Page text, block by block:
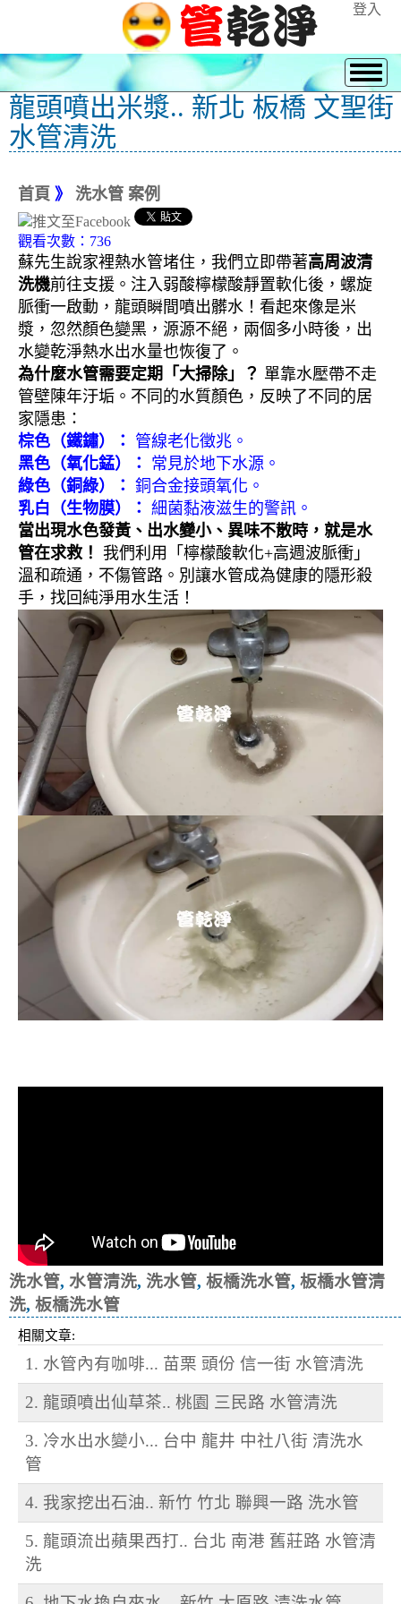
登入
龍頭噴出米漿.. 新北 板橋 文聖街
水管清洗
首頁 》 洗水管 案例
觀看次數：736
蘇先生說家裡熱水管堵住，我們立即帶著高周波清
洗機前往支援。注入弱酸檸檬酸靜置軟化後，螺旋
脈衝一啟動，龍頭瞬間噴出髒水！看起來像是米
漿，忽然顏色變黑，源源不絕，兩個多小時後，出
水變乾淨熱水出水量也恢復了。
為什麼水管需要定期「大掃除」？ 單靠水壓帶不走
管壁陳年汙垢。不同的水質顏色，反映了不同的居
家隱患：
棕色（鐵鏽）：
管線老化徵兆。
黑色（氧化錳）：
常見於地下水源。
綠色（銅綠）： 銅合金接頭氧化。
乳白（生物膜）： 細菌黏液滋生的警訊。
當出現水色發黃、出水變小、異味不散時，就是水
管在求救！
我們利用「檸檬酸軟化+高週波脈衝」
溫和疏通，不傷管路。別讓水管成為健康的隱形殺
手，找回純淨用水生活！
洗水管, 水管清洗, 洗水管, 板橋洗水管, 板橋水管清
洗, 板橋洗水管
相關文章:
1. 水管內有咖啡... 苗栗 頭份 信一街 水管清洗
2. 龍頭噴出仙草茶.. 桃園 三民路 水管清洗
3. 冷水出水變小... 台中 龍井 中社八街 清洗水
管
4. 我家挖出石油.. 新竹 竹北 聯興一路 洗水管
5. 龍頭流出蘋果西打.. 台北 南港 舊莊路 水管清
洗